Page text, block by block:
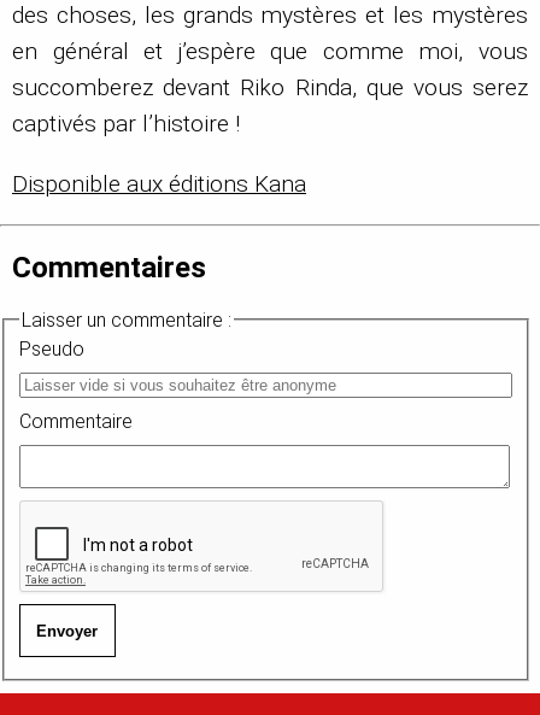
des choses, les grands mystères et les mystères
en général et j’espère que comme moi, vous
succomberez devant Riko Rinda, que vous serez
captivés par l’histoire !
Disponible aux éditions Kana
Commentaires
Laisser un commentaire :
Pseudo
Commentaire
Envoyer